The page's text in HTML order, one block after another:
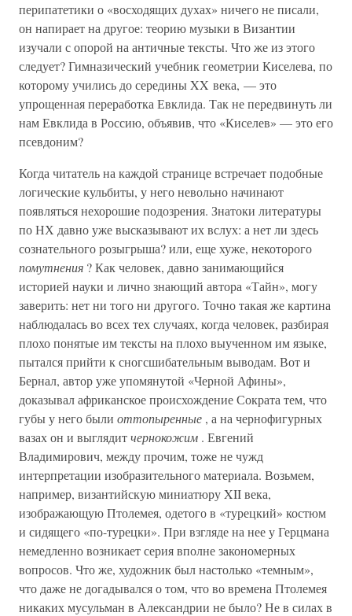
перипатетики о «восходящих духах» ничего не писали,
он напирает на другое: теорию музыки в Византии
изучали с опорой на античные тексты. Что же из этого
следует? Гимназический учебник геометрии Киселева, по
которому учились до середины XX века, — это
упрощенная переработка Евклида. Так не передвинуть ли
нам Евклида в Россию, объявив, что «Киселев» — это его
псевдоним?
Когда читатель на каждой странице встречает подобные
логические кульбиты, у него невольно начинают
появляться нехорошие подозрения. Знатоки литературы
по НХ давно уже высказывают их вслух: а нет ли здесь
сознательного розыгрыша? или, еще хуже, некоторого
помутнения ? Как человек, давно занимающийся
историей науки и лично знающий автора «Тайн», могу
заверить: нет ни того ни другого. Точно такая же картина
наблюдалась во всех тех случаях, когда человек, разбирая
плохо понятые им тексты на плохо выученном им языке,
пытался прийти к сногсшибательным выводам. Вот и
Бернал, автор уже упомянутой «Черной Афины»,
доказывал африканское происхождение Сократа тем, что
губы у него были оттопыренные , а на чернофигурных
вазах он и выглядитчернокожим . Евгений
Владимирович, между прочим, тоже не чужд
интерпретации изобразительного материала. Возьмем,
например, византийскую миниатюру XII века,
изображающую Птолемея, одетого в «турецкий» костюм
и сидящего «по-турецки». При взгляде на нее у Герцмана
немедленно возникает серия вполне закономерных
вопросов. Что же, художник был настолько «темным»,
что даже не догадывался о том, что во времена Птолемея
никаких мусульман в Александрии не было? Не в силах в